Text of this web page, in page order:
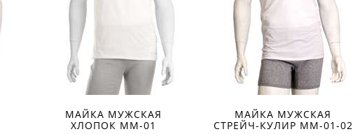
МАЙКА МУЖСКАЯ
ХЛОПОК ММ-01
МАЙКА МУЖСКАЯ
СТРЕЙЧ-КУЛИР ММ-01-02